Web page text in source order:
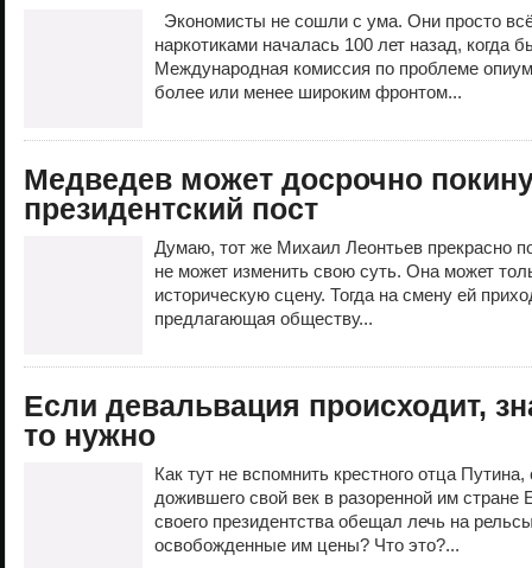
Экономисты не сошли с ума. Они просто
наркотиками началась 100 лет назад, когда
Международная комиссия по проблеме
более или менее широким фронтом...
Медведев может досрочно
президентский пост
Думаю, тот же Михаил Леонтьев прекрасно
не может изменить свою суть. Она может
историческую сцену. Тогда на смену ей
предлагающая обществу...
Если девальвация происходит,
то нужно
Как тут не вспомнить крестного отца
дожившего свой век в разоренной им стране
своего президентства обещал лечь на
освобожденные им цены? Что это?...